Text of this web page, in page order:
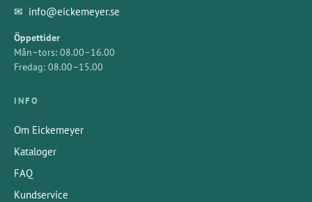
✉ info@eickemeyer.se
Öppettider
Mån–tors: 08.00–16.00
Fredag: 08.00–15.00
INFO
Om Eickemeyer
Kataloger
FAQ
Kundservice